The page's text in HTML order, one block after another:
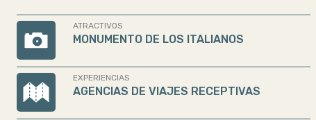
ATRACTIVOS
MONUMENTO DE LOS ITALIANOS
EXPERIENCIAS
AGENCIAS DE VIAJES RECEPTIVAS